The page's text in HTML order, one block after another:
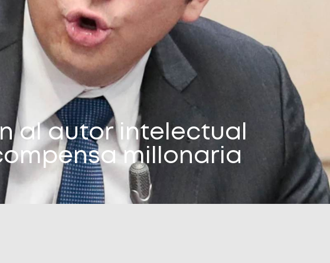
al autor intelectual
millonaria